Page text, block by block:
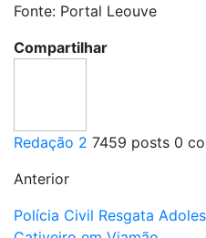
Fonte: Portal Leouve
Compartilhar
Redação 2 7459 posts 0
Anterior
Polícia Civil Resgata